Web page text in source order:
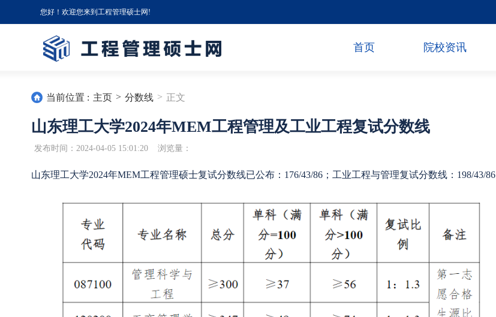
您好！欢迎您来到工程管理硕士网!
首页 院校资讯
当前位置 : 主页 > 分数线 > 正文
山东理工大学2024年MEM工程管理及工业工程复试分数线
发布时间：2024-04-05 15:01:20 浏览量：
山东理工大学2024年MEM工程管理硕士复试分数线已公布：176/43/86；工业工程与管理复试分数线：198/43/86